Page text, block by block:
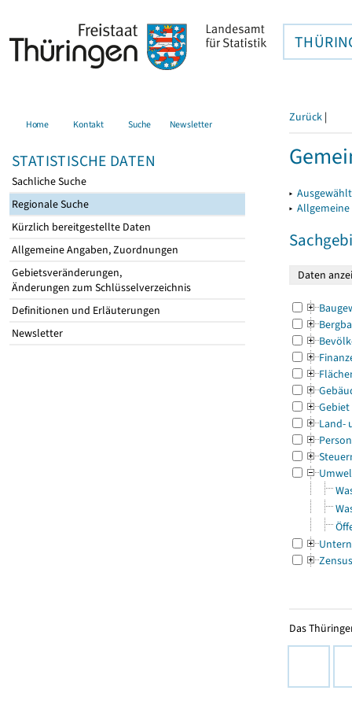
Home Kontakt Suche Newsletter
STATISTISCHE DATEN
Sachliche Suche
Regionale Suche
Kürzlich bereitgestellte Daten
Allgemeine Angaben, Zuordnungen
Gebietsveränderungen,
Änderungen zum Schlüsselverzeichnis
Definitionen und Erläuterungen
Newsletter
Zurück |
▸
▸
Gebiet
Land-
Zensus
Das